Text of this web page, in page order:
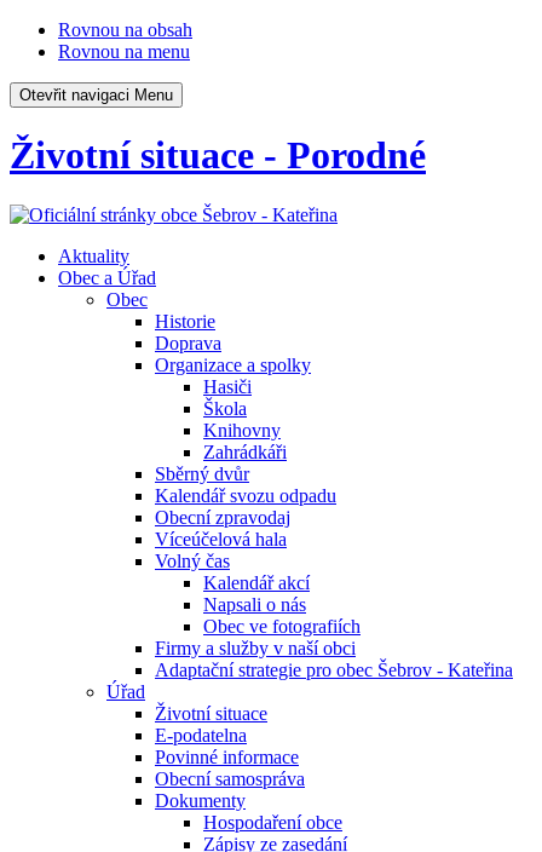
Rovnou na obsah
Rovnou na menu
Otevřit navigaci Menu
Životní situace - Porodné
Aktuality
Obec a Úřad
Obec
Historie
Doprava
Organizace a spolky
Hasiči
Škola
Knihovny
Zahrádkáři
Sběrný dvůr
Kalendář svozu odpadu
Obecní zpravodaj
Víceúčelová hala
Volný čas
Kalendář akcí
Napsali o nás
Obec ve fotografiích
Firmy a služby v naší obci
Adaptační strategie pro obec Šebrov - Kateřina
Úřad
Životní situace
E-podatelna
Povinné informace
Obecní samospráva
Dokumenty
Hospodaření obce
Zápisy ze zasedání